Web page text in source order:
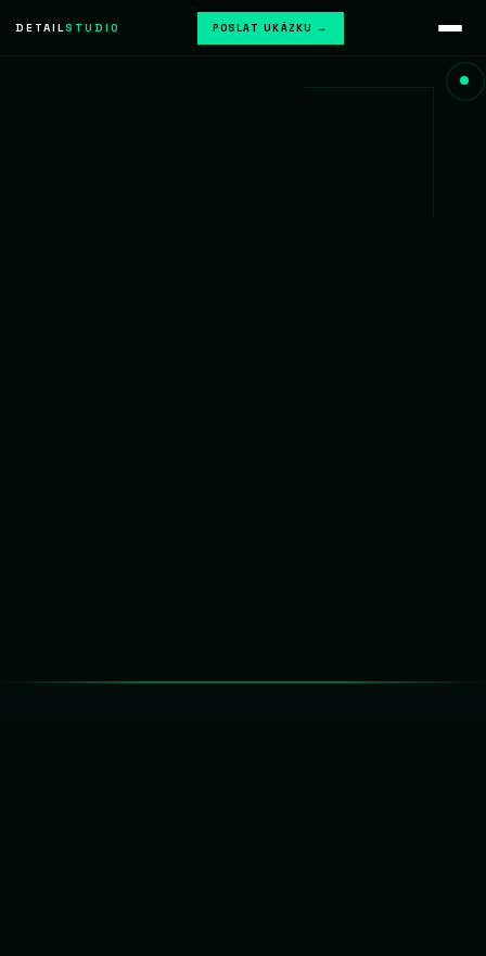
DETAILSTUDIO POSLAT UKÁZKU →